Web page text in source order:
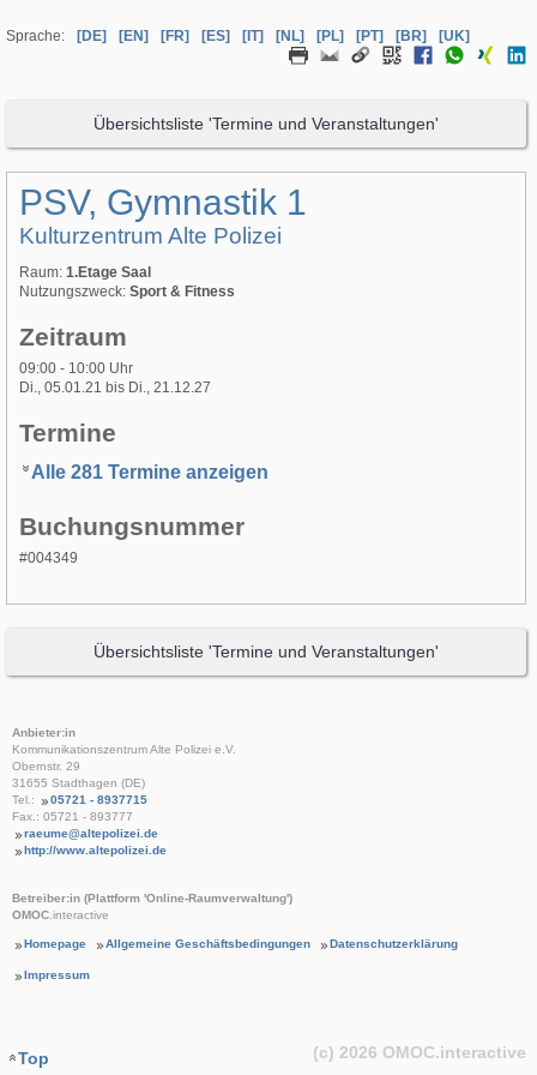
Sprache: [DE] [EN] [FR] [ES] [IT] [NL] [PL] [PT] [BR] [UK]
Übersichtsliste 'Termine und Veranstaltungen'
PSV, Gymnastik 1
Kulturzentrum Alte Polizei
Raum: 1.Etage Saal
Nutzungszweck: Sport & Fitness
Zeitraum
09:00 - 10:00 Uhr
Di., 05.01.21 bis Di., 21.12.27
Termine
Alle 281 Termine anzeigen
Buchungsnummer
#004349
Übersichtsliste 'Termine und Veranstaltungen'
Anbieter:in
Kommunikationszentrum Alte Polizei e.V.
Obernstr. 29
31655 Stadthagen (DE)
Tel.:
05721 - 8937715
Fax.: 05721 - 893777
raeume@altepolizei.de
http://www.altepolizei.de
Betreiber:in (Plattform 'Online-Raumverwaltung')
OMOC.interactive
Homepage Allgemeine Geschäftsbedingungen Datenschutzerklärung
Impressum
Top (c) 2026 OMOC.interactive